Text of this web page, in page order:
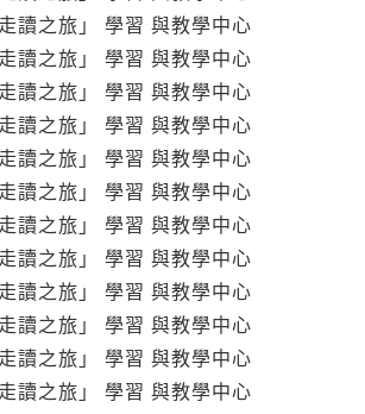
讀之旅」 學習 與教學中心
讀之旅」 學習 與教學中心
讀之旅」 學習 與教學中心
讀之旅」 學習 與教學中心
讀之旅」 學習 與教學中心
讀之旅」 學習 與教學中心
讀之旅」 學習 與教學中心
讀之旅」 學習 與教學中心
讀之旅」 學習 與教學中心
讀之旅」 學習 與教學中心
讀之旅」 學習 與教學中心
讀之旅」 學習 與教學中心